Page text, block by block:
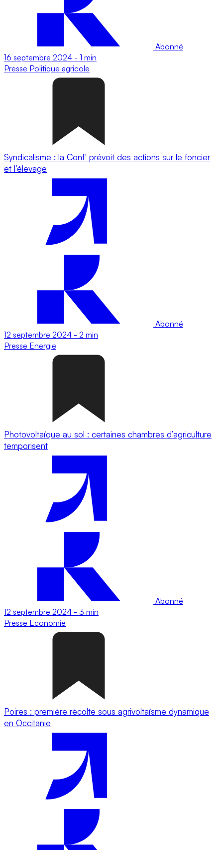
Abonné
16 septembre 2024 - 1 min
Presse Politique agricole
Syndicalisme : la Conf' prévoit des actions sur le foncier
et l’élevage
Abonné
12 septembre 2024 - 2 min
Presse Energie
Photovoltaïque au sol : certaines chambres d’agriculture
temporisent
Abonné
12 septembre 2024 - 3 min
Presse Economie
Poires : première récolte sous agrivoltaïsme dynamique
en Occitanie